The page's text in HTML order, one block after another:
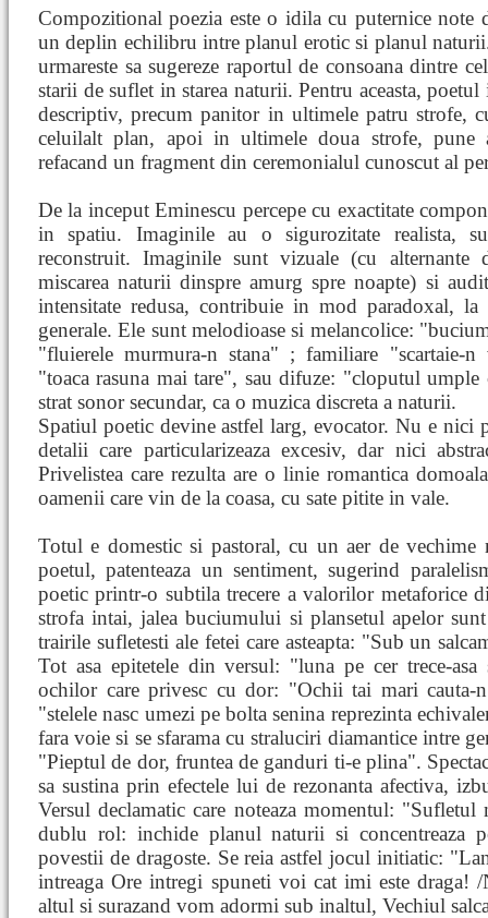
Compozitional poezia este o idila cu puternice note
un deplin echilibru intre planul erotic si planul
urmareste sa sugereze raportul de consoana dintre
starii de suflet in starea naturii. Pentru aceasta,
descriptiv, precum panitor in ultimele patru strofe,
celuilalt plan, apoi in ultimele doua strofe, pune
refacand un fragment din ceremonialul cunoscut al
De la inceput Eminescu percepe cu exactitate
in spatiu. Imaginile au o sigurozitate realista,
reconstruit. Imaginile sunt vizuale (cu
miscarea naturii dinspre amurg spre noapte) si
intensitate redusa, contribuie in mod paradoxal, la
generale. Ele sunt melodioase si melancolice:
"fluierele murmura-n stana" ; familiare "scartaie-
"toaca rasuna mai tare", sau difuze: "cloputul
strat sonor secundar, ca o muzica discreta a naturii.
Spatiul poetic devine astfel larg, evocator. Nu e
detalii care particularizeaza excesiv, dar nici
Privelistea care rezulta are o linie romantica
oamenii care vin de la coasa, cu sate pitite in vale.
Totul e domestic si pastoral, cu un aer de vechime
poetul, patenteaza un sentiment, sugerind
poetic printr-o subtila trecere a valorilor metaforice
strofa intai, jalea buciumului si plansetul apelor
trairile sufletesti ale fetei care asteapta: "Sub un
Tot asa epitetele din versul: "luna pe cer trece-
ochilor care privesc cu dor: "Ochii tai mari cauta-
"stelele nasc umezi pe bolta senina reprezinta
fara voie si se sfarama cu straluciri diamantice intre
"Pieptul de dor, fruntea de ganduri ti-e plina".
sa sustina prin efectele lui de rezonanta afectiva,
Versul declamatic care noteaza momentul:
dublu rol: inchide planul naturii si concentreaza
povestii de dragoste. Se reia astfel jocul initiatic:
intreaga Ore intregi spuneti voi cat imi este draga! /
altul si surazand vom adormi sub inaltul, Vechiul